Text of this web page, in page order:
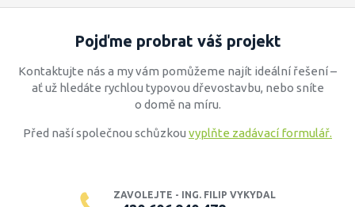
Pojďme probrat váš projekt
Kontaktujte nás a my vám pomůžeme najít ideální řešení –
ať už hledáte rychlou typovou dřevostavbu, nebo sníte
o domě na míru.
Před naší společnou schůzkou vyplňte zadávací formulář.
ZAVOLEJTE - ING. FILIP VYKYDAL